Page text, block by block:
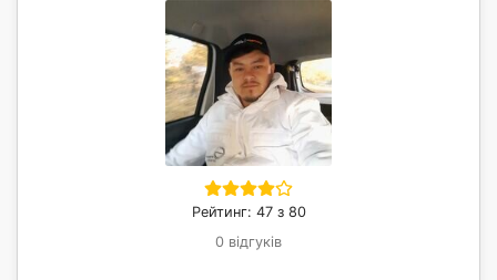
Рейтинг: 47 з 80
0 відгуків